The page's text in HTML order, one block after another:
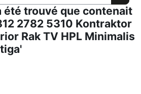
été trouvé que contenait
2782 5310 Kontraktor
Rak TV HPL Minimalis